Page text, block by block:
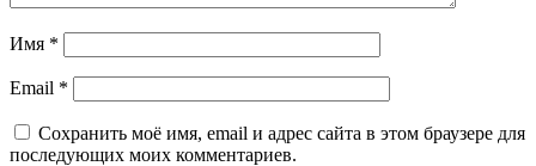
Имя *
Email *
Сохранить моё имя, email и адрес сайта в этом браузере для
последующих моих комментариев.